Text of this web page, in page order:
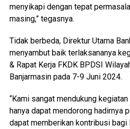
menyikapi dengan tepat
masing,” tegasnya.
Tidak berbeda, Direktur Utama
menyambut baik terlaksananya
& Rapat Kerja FKDK BPDSI
Banjarmasin pada 7-9 Juni 2024.
“Kami sangat mendukung
hanya dapat mendorong hadirnya
dapat memberikan kontribusi bagi